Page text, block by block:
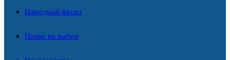
Народный фронт
Право на выбор